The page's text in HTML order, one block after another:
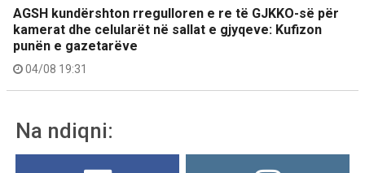
AGSH kundërshton rregulloren e re të GJKKO-së për
kamerat dhe celularët në sallat e gjyqeve: Kufizon
punën e gazetarëve
04/08 19:31
Na ndiqni: